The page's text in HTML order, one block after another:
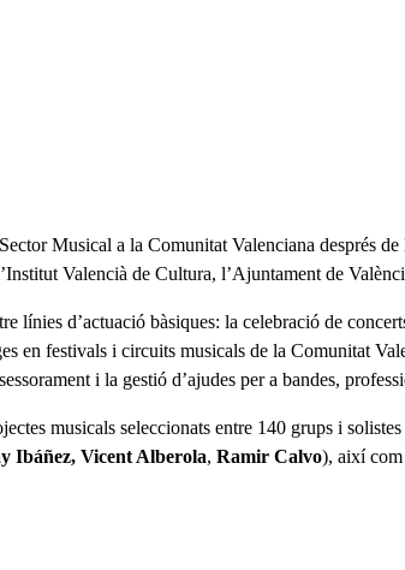
Musical a la Comunitat Valenciana després
Valencià de Cultura, l’Ajuntament de
línies d’actuació bàsiques: la celebració de
en festivals i circuits musicals de la Comunitat
i la gestió d’ajudes per a bandes,
musicals seleccionats entre 140 grups i
Ibáñez, Vicent Alberola, Ramir Calvo), així com